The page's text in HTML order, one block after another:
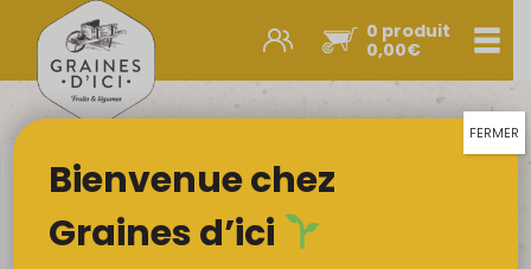
0 produit
0,00€
Promos et nouveautés
Légumes & œufs
Fruits
Viandes
Bienvenue chez
Graines d’ici
FERMER